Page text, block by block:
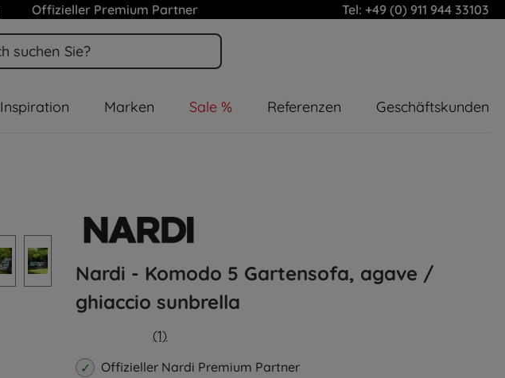
Offizieller Premium Partner Tel: +49 (0) 911 944 33103
Inspiration Marken Sale % Referenzen Geschäftskunden
Nardi - Komodo 5 Gartensofa, agave /
ghiaccio sunbrella
Durchschnittliche Bewertung von 5 von 5 Sternen
(1)
Offizieller Nardi Premium Partner